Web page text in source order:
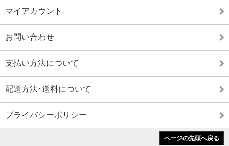
マイアカウント
お問い合わせ
支払い方法について
配送方法･送料について
プライバシーポリシー
ページの先頭へ戻る